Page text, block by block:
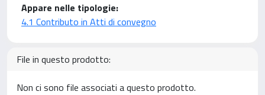
Appare nelle tipologie:
4.1 Contributo in Atti di convegno
File in questo prodotto:
Non ci sono file associati a questo prodotto.